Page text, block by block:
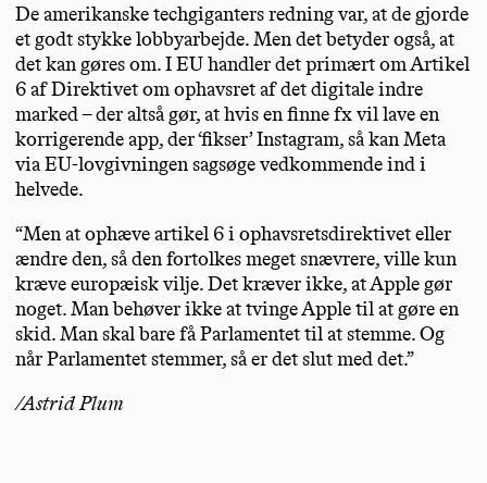
De amerikanske techgiganters redning var, at de gjorde
et godt stykke lobbyarbejde. Men det betyder også, at
det kan gøres om. I EU handler det primært om Artikel
6 af Direktivet om ophavsret af det digitale indre
marked – der altså gør, at hvis en finne fx vil lave en
korrigerende app, der ‘fikser’ Instagram, så kan Meta
via EU-lovgivningen sagsøge vedkommende ind i
helvede.
“Men at ophæve artikel 6 i ophavsretsdirektivet eller
ændre den, så den fortolkes meget snævrere, ville kun
kræve europæisk vilje. Det kræver ikke, at Apple gør
noget. Man behøver ikke at tvinge Apple til at gøre en
skid. Man skal bare få Parlamentet til at stemme. Og
når Parlamentet stemmer, så er det slut med det.”
/Astrid Plum